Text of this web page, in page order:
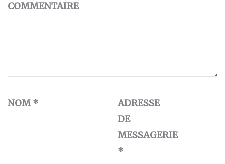
COMMENTAIRE
NOM*
ADRESSE
DE
MESSAGERIE
*